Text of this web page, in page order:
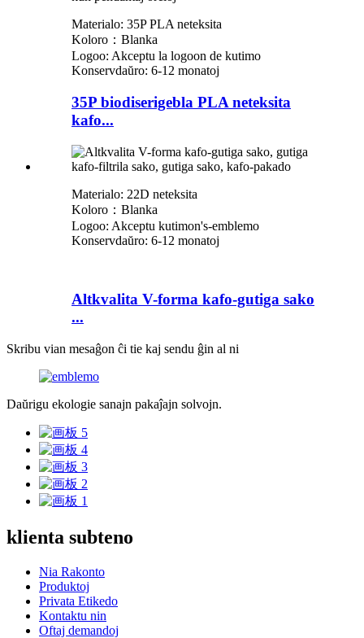
Materialo: 35P PLA neteksita
Koloro：Blanka
Logoo: Akceptu la logoon de kutimo
Konservdaŭro: 6-12 monatoj
35P biodiserigebla PLA neteksita
kafo...
Materialo: 22D neteksita
Koloro：Blanka
Logoo: Akceptu kutimon's-emblemo
Konservdaŭro: 6-12 monatoj
Altkvalita V-forma kafo-gutiga sako
...
Skribu vian mesaĝon ĉi tie kaj sendu ĝin al ni
Daŭrigu ekologie sanajn pakaĵajn solvojn.
klienta subteno
Nia Rakonto
Produktoj
Privata Etikedo
Kontaktu nin
Oftaj demandoj